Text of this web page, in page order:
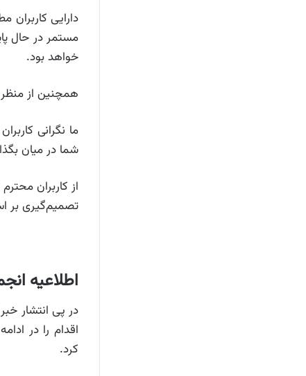
دارایی
مستمر در حال
خواهد بود.
همچنین از
ما نگرانی
شما در میان
از کاربران
تصمیم‌گیری بر
اطلاعیه
اقدام را در
کرد.